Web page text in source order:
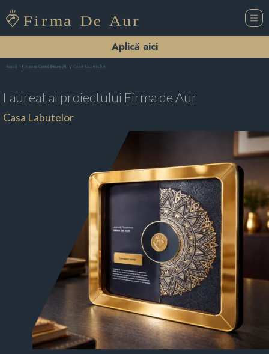
Aplică aici
Acasă Frizerie Canină Bucureşti Casa Labutelor
Laureat al proiectului Firma de Aur
Casa Labutelor